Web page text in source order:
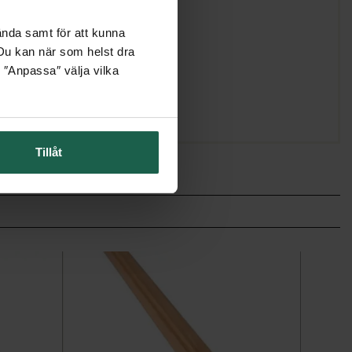
samt för att kunna
kan när som helst dra
välja vilka
Tillåt